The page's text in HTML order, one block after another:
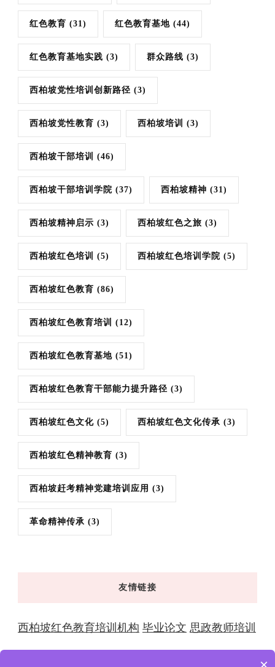
红色教育 (31) 红色教育基地 (44)
红色教育基地实践 (3) 群众路线 (3)
西柏坡党性培训创新路径 (3)
西柏坡党性教育 (3) 西柏坡培训 (3)
西柏坡干部培训 (46)
西柏坡干部培训学院 (37) 西柏坡精神 (31)
西柏坡精神启示 (3) 西柏坡红色之旅 (3)
西柏坡红色培训 (5) 西柏坡红色培训学院 (5)
西柏坡红色教育 (86)
西柏坡红色教育培训 (12)
西柏坡红色教育基地 (51)
西柏坡红色教育干部能力提升路径 (3)
西柏坡红色文化 (5) 西柏坡红色文化传承 (3)
西柏坡红色精神教育 (3)
西柏坡赶考精神党建培训应用 (3)
革命精神传承 (3)
友情链接
西柏坡红色教育培训机构 毕业论文 思政教师培训